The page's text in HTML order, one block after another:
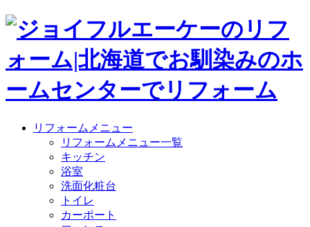
リフォームメニュー
リフォームメニュー一覧
キッチン
浴室
洗面化粧台
トイレ
カーポート